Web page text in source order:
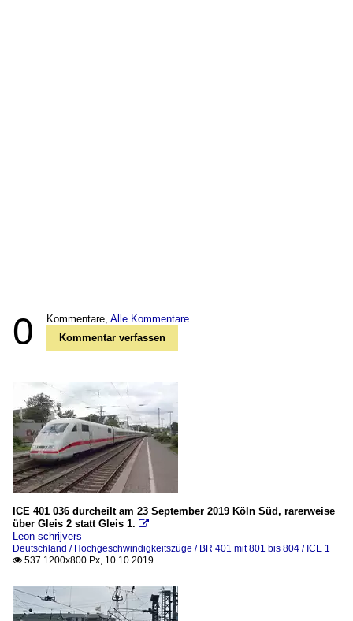
0 Kommentare, Alle Kommentare
Kommentar verfassen
ICE 401 036 durcheilt am 23 September 2019 Köln Süd, rarerweise
über Gleis 2 statt Gleis 1. 
Leon schrijvers
Deutschland / Hochgeschwindigkeitszüge / BR 401 mit 801 bis 804 / ICE 1
 537 1200x800 Px, 10.10.2019